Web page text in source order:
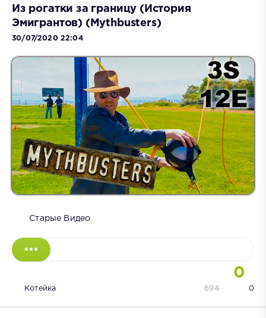
Из рогатки за границу (История
Эмигрантов) (Mythbusters)
30/07/2020 22:04
Старые Видео
0
Котейка 0
694